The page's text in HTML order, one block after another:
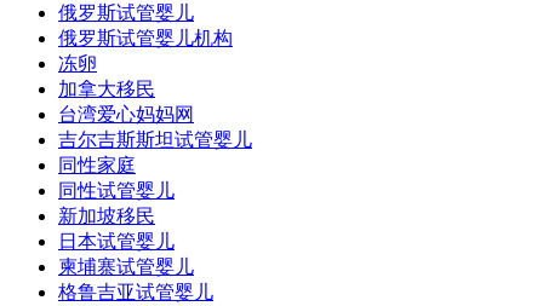
俄罗斯试管婴儿
俄罗斯试管婴儿机构
冻卵
加拿大移民
台湾爱心妈妈网
吉尔吉斯斯坦试管婴儿
同性家庭
同性试管婴儿
新加坡移民
日本试管婴儿
柬埔寨试管婴儿
格鲁吉亚试管婴儿